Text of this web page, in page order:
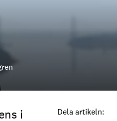
i
Dela artikeln: